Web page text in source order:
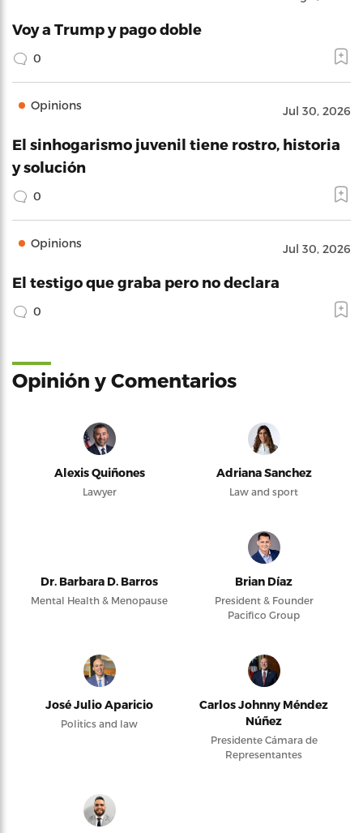
Voy a Trump y pago doble
0
Opinions Jul 30, 2026
El sinhogarismo juvenil tiene rostro, historia
y solución
0
Opinions Jul 30, 2026
El testigo que graba pero no declara
0
Opinión y Comentarios
Alexis Quiñones
Lawyer
Adriana Sanchez
Law and sport
Dr. Barbara D. Barros
Mental Health & Menopause
Brian Díaz
President & Founder
Pacifico Group
José Julio Aparicio
Politics and law
Carlos Johnny Méndez
Núñez
Presidente Cámara de
Representantes